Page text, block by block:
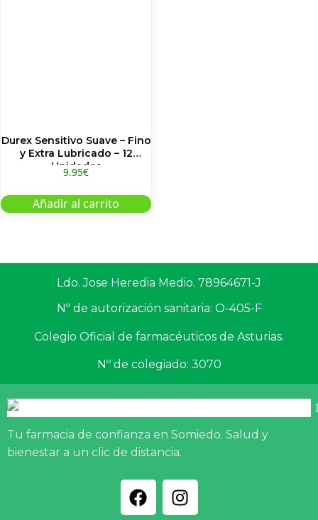
Durex Sensitivo Suave – Fino
y Extra Lubricado – 12
Unidades
9.95€
Añadir al carrito
Ldo. Jose Heredia Medio. 78964671-J
Nº de autorización sanitaria: O-405-F
Colegio Oficial de farmacéuticos de Asturias.
Nº de colegiado: 3070
Tu farmacia de confianza en Somiedo. Salud y
bienestar a un clic de distancia.